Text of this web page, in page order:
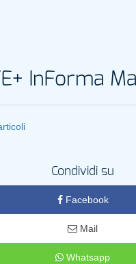
InForma
Condividi su
Facebook
Mail
Whatsapp